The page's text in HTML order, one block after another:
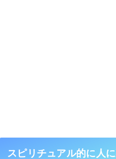
スピリチュアル的に人